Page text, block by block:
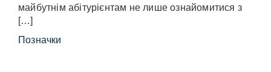
майбутнім абітурієнтам не лише ознайомитися з
[…]
Позначки